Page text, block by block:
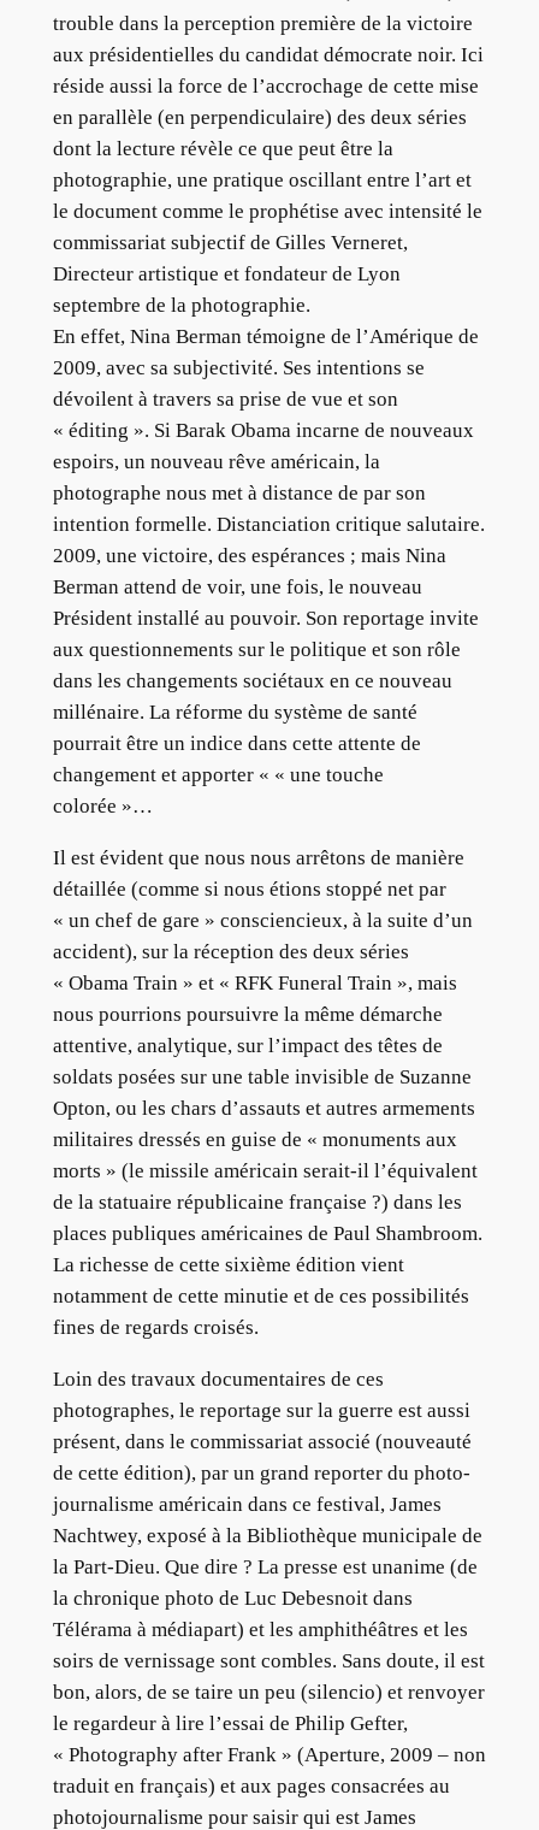
trouble dans la perception première de la victoire
aux présidentielles du candidat démocrate noir. Ici
réside aussi la force de l’accrochage de cette mise
en parallèle (en perpendiculaire) des deux séries
dont la lecture révèle ce que peut être la
photographie, une pratique oscillant entre l’art et
le document comme le prophétise avec intensité le
commissariat subjectif de Gilles Verneret,
Directeur artistique et fondateur de Lyon
septembre de la photographie.
En effet, Nina Berman témoigne de l’Amérique de
2009, avec sa subjectivité. Ses intentions se
dévoilent à travers sa prise de vue et son
« éditing ». Si Barak Obama incarne de nouveaux
espoirs, un nouveau rêve américain, la
photographe nous met à distance de par son
intention formelle. Distanciation critique salutaire.
2009, une victoire, des espérances ; mais Nina
Berman attend de voir, une fois, le nouveau
Président installé au pouvoir. Son reportage invite
aux questionnements sur le politique et son rôle
dans les changements sociétaux en ce nouveau
millénaire. La réforme du système de santé
pourrait être un indice dans cette attente de
changement et apporter « « une touche
colorée »…
Il est évident que nous nous arrêtons de manière
détaillée (comme si nous étions stoppé net par
« un chef de gare » consciencieux, à la suite d’un
accident), sur la réception des deux séries
« Obama Train » et « RFK Funeral Train », mais
nous pourrions poursuivre la même démarche
attentive, analytique, sur l’impact des têtes de
soldats posées sur une table invisible de Suzanne
Opton, ou les chars d’assauts et autres armements
militaires dressés en guise de « monuments aux
morts » (le missile américain serait-il l’équivalent
de la statuaire républicaine française ?) dans les
places publiques américaines de Paul Shambroom.
La richesse de cette sixième édition vient
notamment de cette minutie et de ces possibilités
fines de regards croisés.
Loin des travaux documentaires de ces
photographes, le reportage sur la guerre est aussi
présent, dans le commissariat associé (nouveauté
de cette édition), par un grand reporter du photo-
journalisme américain dans ce festival, James
Nachtwey, exposé à la Bibliothèque municipale de
la Part-Dieu. Que dire ? La presse est unanime (de
la chronique photo de Luc Debesnoit dans
Télérama à médiapart) et les amphithéâtres et les
soirs de vernissage sont combles. Sans doute, il est
bon, alors, de se taire un peu (silencio) et renvoyer
le regardeur à lire l’essai de Philip Gefter,
« Photography after Frank » (Aperture, 2009 – non
traduit en français) et aux pages consacrées au
photojournalisme pour saisir qui est James